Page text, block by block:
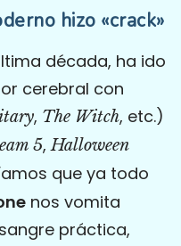
hizo «crack»
década, ha ido
cerebral con
, The Witch, etc.)
5,Halloween
que ya todo
nos vomita
práctica,